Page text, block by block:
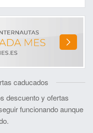
caducados
descuento y ofertas
funcionando aunque